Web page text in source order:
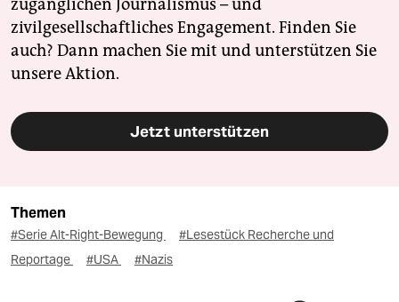
zugänglichen Journalismus – und
zivilgesellschaftliches Engagement. Finden Sie
auch? Dann machen Sie mit und unterstützen Sie
unsere Aktion.
Jetzt unterstützen
Themen
#Serie Alt-Right-Bewegung
#Lesestück Recherche und
Reportage
#USA #Nazis